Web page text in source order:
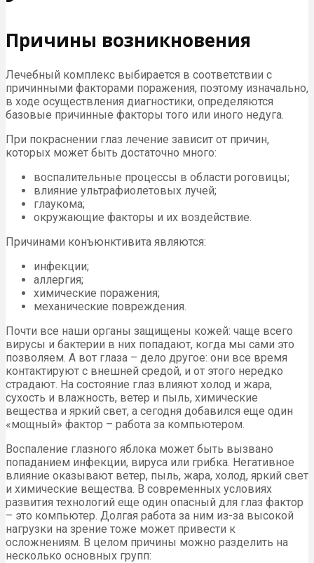
Причины возникновения
Лечебный комплекс выбирается в соответствии с
причинными факторами поражения, поэтому изначально,
в ходе осуществления диагностики, определяются
базовые причинные факторы того или иного недуга.
При покраснении глаз лечение зависит от причин,
которых может быть достаточно много:
воспалительные процессы в области роговицы;
влияние ультрафиолетовых лучей;
глаукома;
окружающие факторы и их воздействие.
Причинами конъюнктивита являются:
инфекции;
аллергия;
химические поражения;
механические повреждения.
Почти все наши органы защищены кожей: чаще всего
вирусы и бактерии в них попадают, когда мы сами это
позволяем. А вот глаза – дело другое: они все время
контактируют с внешней средой, и от этого нередко
страдают. На состояние глаз влияют холод и жара,
сухость и влажность, ветер и пыль, химические
вещества и яркий свет, а сегодня добавился еще один
«мощный» фактор – работа за компьютером.
Воспаление глазного яблока может быть вызвано
попаданием инфекции, вируса или грибка. Негативное
влияние оказывают ветер, пыль, жара, холод, яркий свет
и химические вещества. В современных условиях
развития технологий еще один опасный для глаз фактор
– это компьютер. Долгая работа за ним из-за высокой
нагрузки на зрение тоже может привести к
осложнениям. В целом причины можно разделить на
несколько основных групп: